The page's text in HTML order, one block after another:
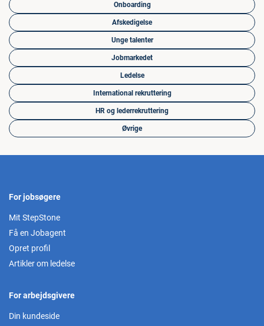
Onboarding
Afskedigelse
Unge talenter
Jobmarkedet
Ledelse
International rekruttering
HR og lederrekruttering
Øvrige
For jobsøgere
Mit StepStone
Få en Jobagent
Opret profil
Artikler om ledelse
For arbejdsgivere
Din kundeside